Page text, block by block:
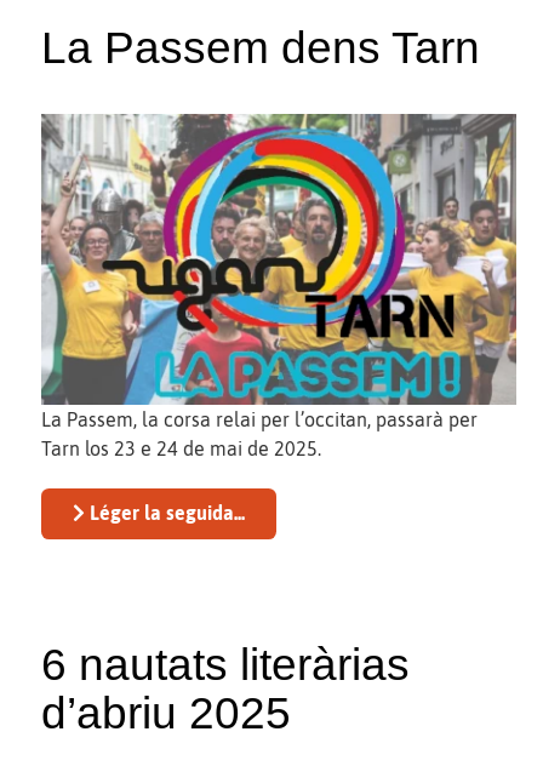
La Passem dens Tarn
La Passem, la corsa relai per l’occitan, passarà per
Tarn los 23 e 24 de mai de 2025.
Léger la seguida...
6 nautats literàrias
d’abriu 2025